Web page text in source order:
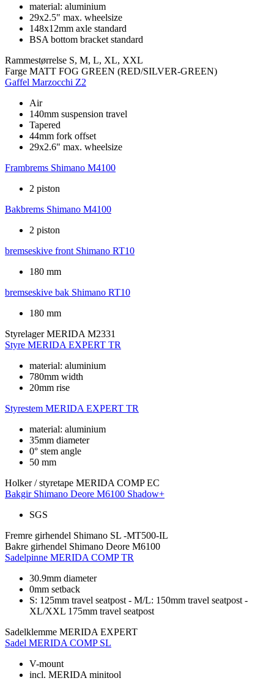
material: aluminium
29x2.5" max. wheelsize
148x12mm axle standard
BSA bottom bracket standard
Rammestørrelse S, M, L, XL, XXL
Farge MATT FOG GREEN (RED/SILVER-GREEN)
Gaffel Marzocchi Z2
Air
140mm suspension travel
Tapered
44mm fork offset
29x2.6" max. wheelsize
Frambrems Shimano M4100
2 piston
Bakbrems Shimano M4100
2 piston
bremseskive front Shimano RT10
180 mm
bremseskive bak Shimano RT10
180 mm
Styrelager MERIDA M2331
Styre MERIDA EXPERT TR
material: aluminium
780mm width
20mm rise
Styrestem MERIDA EXPERT TR
material: aluminium
35mm diameter
0° stem angle
50 mm
Holker / styretape MERIDA COMP EC
Bakgir Shimano Deore M6100 Shadow+
SGS
Fremre girhendel Shimano SL -MT500-IL
Bakre girhendel Shimano Deore M6100
Sadelpinne MERIDA COMP TR
30.9mm diameter
0mm setback
S: 125mm travel seatpost - M/L: 150mm travel seatpost -
XL/XXL 175mm travel seatpost
Sadelklemme MERIDA EXPERT
Sadel MERIDA COMP SL
V-mount
incl. MERIDA minitool